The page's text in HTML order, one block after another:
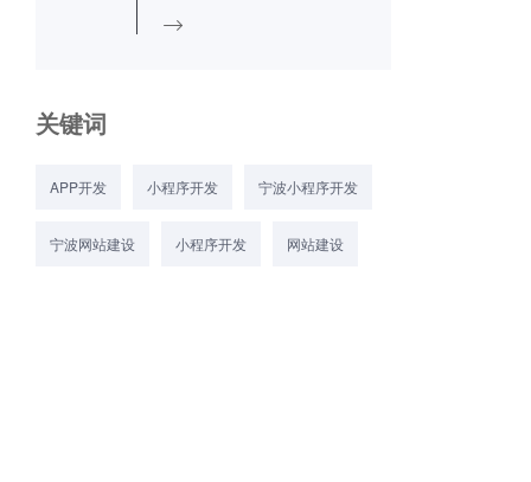
关键词
APP开发 小程序开发 宁波小程序开发
宁波网站建设 小程序开发 网站建设